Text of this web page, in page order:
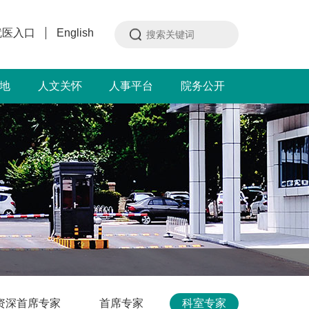
入口 English
人文关怀 人事平台 院务公开
深首席专家 首席专家 科室专家